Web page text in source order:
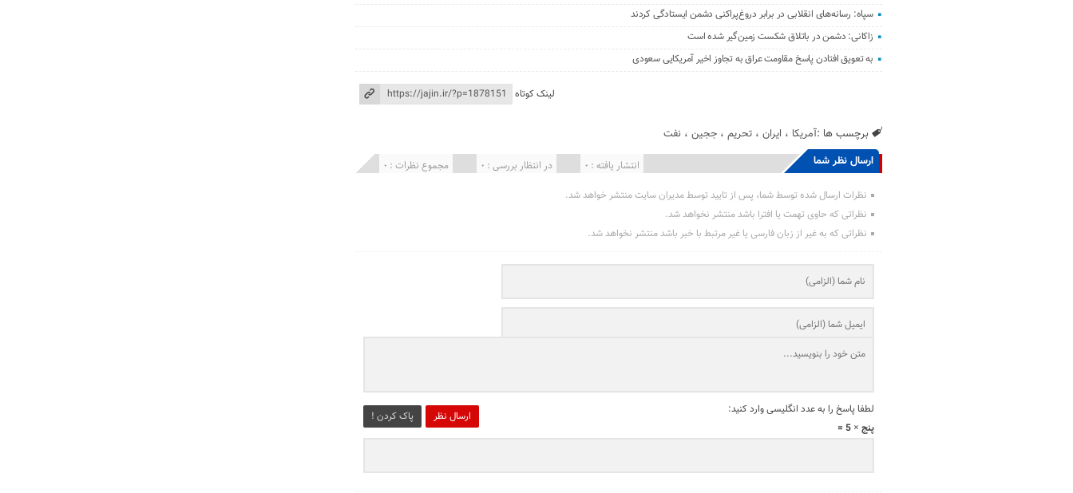
سپاه: رسانه‌های انقلابی در برابر دروغ‌پراکنی دشمن ایستادگی کردند
زاکانی: دشمن در باتلاق شکست زمین‌گیر شده است
به تعویق افتادن پاسخ مقاومت عراق به تجاوز اخیر آمریکایی سعودی
لینک کوتاه
برچسب ها :آمریکا ، ایران ،تحریم ،ججین ، نفت
ارسال نظر شما مجموع نظرات : 0 در انتظار بررسی : 0 انتشار یافته : 0
نظرات ارسال شده توسط شما، پس از تایید توسط مدیران سایت منتشر خواهد شد.
نظراتی که حاوی تهمت یا افترا باشد منتشر نخواهد شد.
نظراتی که به غیر از زبان فارسی یا غیر مرتبط با خبر باشد منتشر نخواهد شد.
ارسال نظر پاک کردن !
لطفا پاسخ را به عدد انگلیسی وارد کنید:
پنج × 5 =